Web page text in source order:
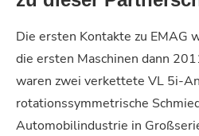
Die ersten Kontakte zu EMAG
die ersten Maschinen dann
waren zwei verkettete VL 5i-
rotationssymmetrische
Automobilindustrie in